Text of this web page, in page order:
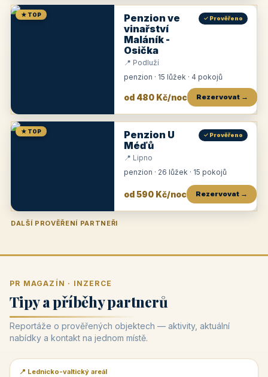
★ TOP
Penzion ve
vinařství
Maláník -
Osička
✓ Prověřeno
📍 Podluží
penzion · 15 lůžek · 4 pokojů
od 480 Kč/noc Rezervovat →
★ TOP
Penzion U
Méďů
✓ Prověřeno
📍 Lipno
penzion · 26 lůžek · 15 pokojů
od 590 Kč/noc Rezervovat →
DALŠÍ PROVĚŘENÍ PARTNEŘI
Penzion U Zámku Pension Faber
PR MAGAZÍN · INZERCE
Tipy a příběhy partnerů
Reportáže o prověřených objektech — aktivity, aktuální
nabídky a kontakt na jednom místě.
📰 PR článek
📍 Lednicko-valtický areál